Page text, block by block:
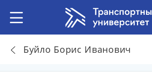
Буйло Борис Иванович